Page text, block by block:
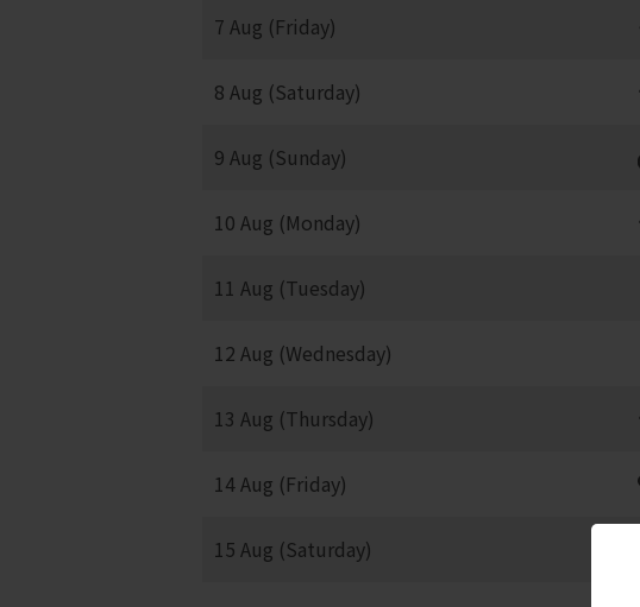
7 Aug (Friday)
8 Aug (Saturday)
9 Aug (Sunday)
10 Aug (Monday)
11 Aug (Tuesday)
12 Aug (Wednesday)
13 Aug (Thursday)
14 Aug (Friday)
15 Aug (Saturday)